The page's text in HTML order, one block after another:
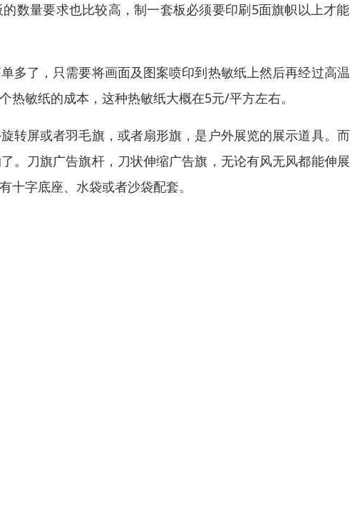
数量要求也比较高，制一套板必须要印刷5面旗帜以上才
多了，只需要将画面及图案喷印到热敏纸上然后再经过高
敏纸的成本，这种热敏纸大概在5元/平方左右。
转屏或者羽毛旗，或者扇形旗，是户外展览的展示道具。
。刀旗广告旗杆，刀状伸缩广告旗，无论有风无风都能伸
字底座、水袋或者沙袋配套。